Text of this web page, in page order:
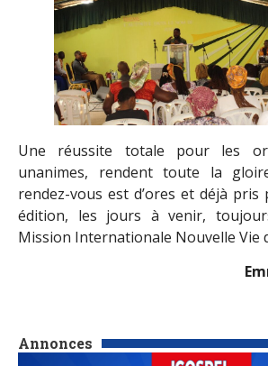
Annonces
Une réussite totale pour les
unanimes, rendent toute la
rendez-vous est d’ores et déjà pris
édition, les jours à venir,
Mission Internationale Nouvelle Vie